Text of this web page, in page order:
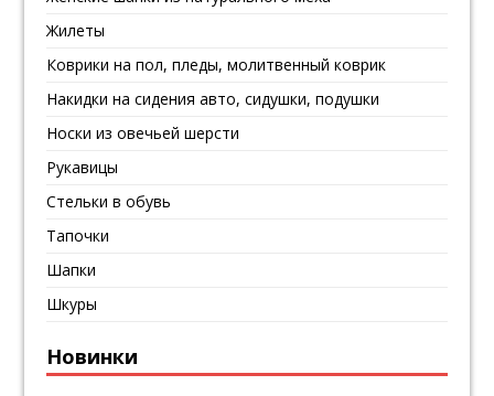
Жилеты
Коврики на пол, пледы, молитвенный коврик
Накидки на сидения авто, сидушки, подушки
Носки из овечьей шерсти
Рукавицы
Стельки в обувь
Тапочки
Шапки
Шкуры
Новинки